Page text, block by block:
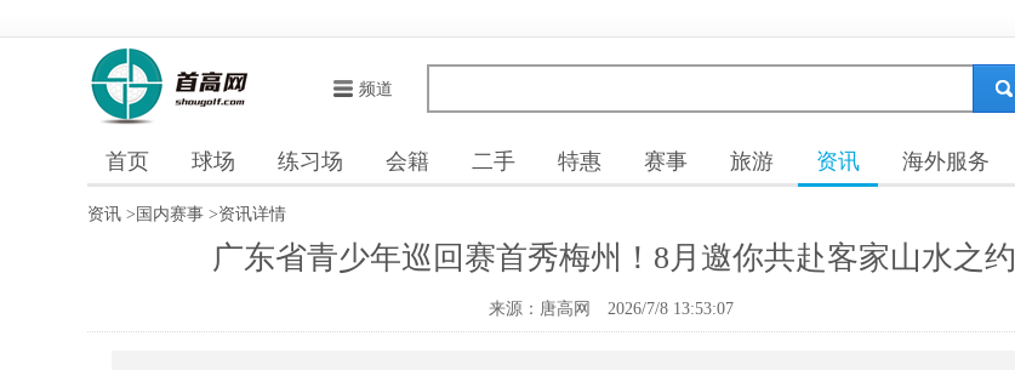
频道
首页 球场 练习场 会籍 二手 特惠 赛事 旅游 资讯 海外服务
资讯 > 国内赛事 >资讯详情
广东省青少年巡回赛首秀梅州！8月邀你共赴客家山水之约
来源：唐高网 2026/7/8 13:53:07